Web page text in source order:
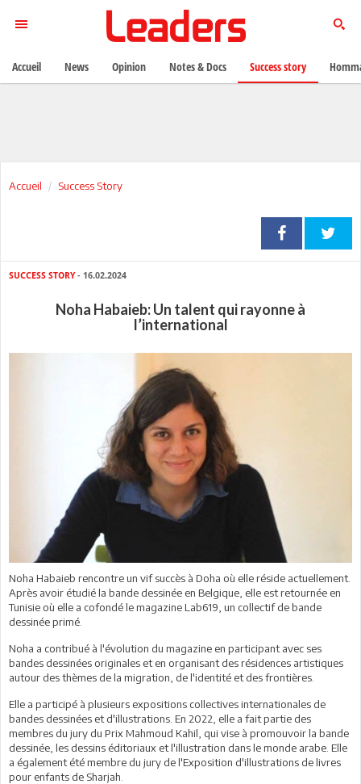
Accueil Success Story
SUCCESS STORY- 16.02.2024
Noha Habaieb: Un talent qui rayonne à
l’international
Noha Habaieb rencontre un vif succès à Doha où elle réside actuellement.
Après avoir étudié la bande dessinée en Belgique, elle est retournée en
Tunisie où elle a cofondé le magazine Lab619, un collectif de bande
dessinée primé.
Noha a contribué à l'évolution du magazine en participant avec ses
bandes dessinées originales et en organisant des résidences artistiques
autour des thèmes de la migration, de l'identité et des frontières.
Elle a participé à plusieurs expositions collectives internationales de
bandes dessinées et d'illustrations. En 2022, elle a fait partie des
membres du jury du Prix Mahmoud Kahil, qui vise à promouvoir la bande
dessinée, les dessins éditoriaux et l'illustration dans le monde arabe. Elle
a également été membre du jury de l'Exposition d'illustrations de livres
pour enfants de Sharjah.
Accueil News Opinion Notes & Docs Success story